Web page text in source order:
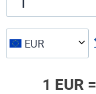
EUR
1 EUR =